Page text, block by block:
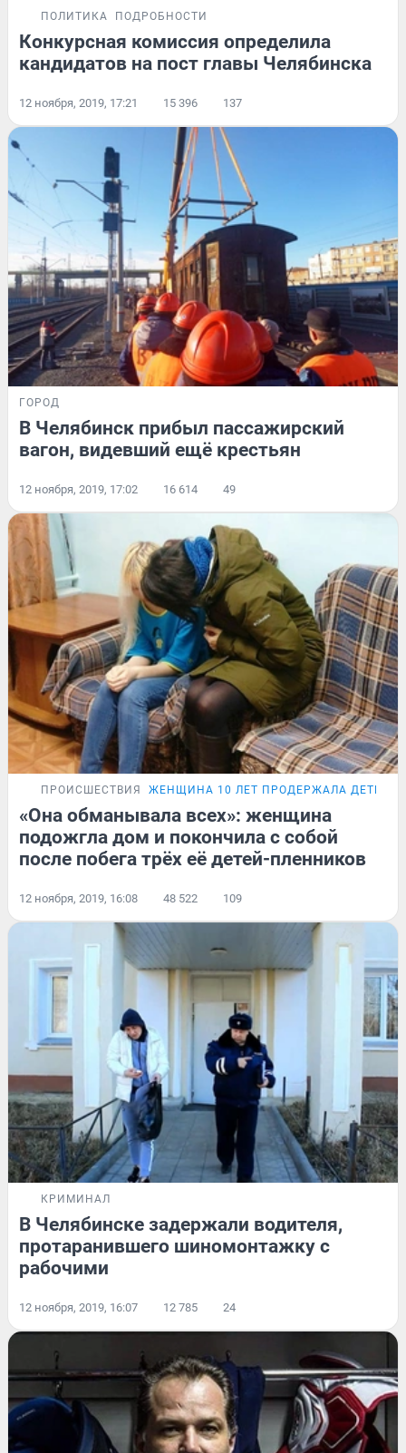
ПОЛИТИКА ПОДРОБНОСТИ
Конкурсная комиссия определила
кандидатов на пост главы Челябинска
12 ноября, 2019, 17:21 15 396 137
ГОРОД
В Челябинск прибыл пассажирский
вагон, видевший ещё крестьян
12 ноября, 2019, 17:02 16 614 49
ПРОИСШЕСТВИЯ ЖЕНЩИНА 10 ЛЕТ ПРОДЕРЖАЛА ДЕТЕЙ
«Она обманывала всех»: женщина
подожгла дом и покончила с собой
после побега трёх её детей-пленников
12 ноября, 2019, 16:08 48 522 109
КРИМИНАЛ
В Челябинске задержали водителя,
протаранившего шиномонтажку с
рабочими
12 ноября, 2019, 16:07 12 785 24